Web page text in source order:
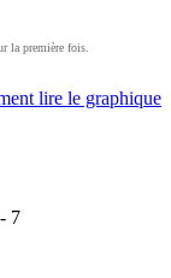
la première fois.
lire le graphique
- 7